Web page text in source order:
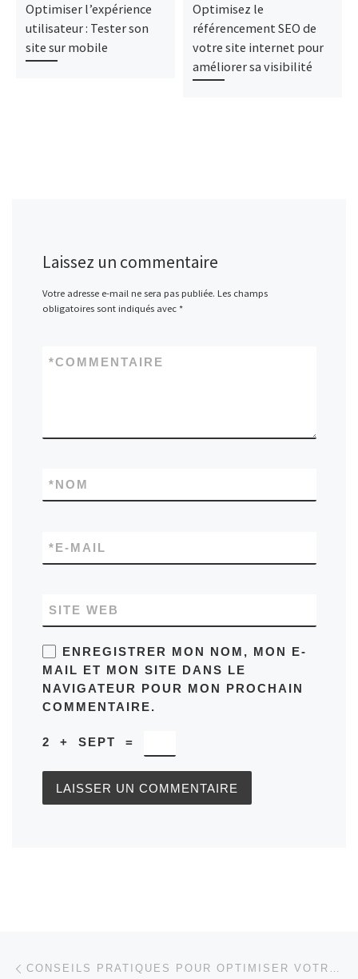
Optimiser l’expérience
utilisateur : Tester son
site sur mobile
Optimisez le
référencement SEO de
votre site internet pour
améliorer sa visibilité
Laissez un commentaire
Votre adresse e-mail ne sera pas publiée. Les champs
obligatoires sont indiqués avec *
COMMENTAIRE
*
NOM
*
E-MAIL
*
SITE WEB
ENREGISTRER MON NOM, MON E-
MAIL ET MON SITE DANS LE
NAVIGATEUR POUR MON PROCHAIN
COMMENTAIRE.
2 + SEPT =
Parcourir les articles CONSEILS PRATIQUES POUR OPTIMISER VOTRE EFFICACITÉ AU TRAVAIL